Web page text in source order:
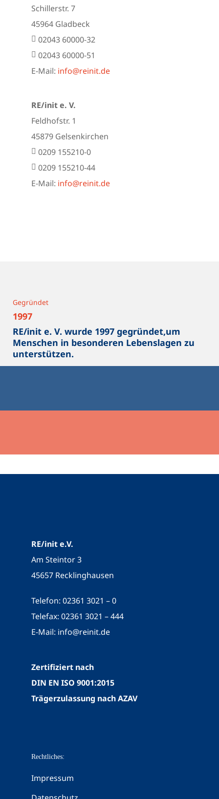
Schillerstr. 7
45964 Gladbeck
02043 60000-32
02043 60000-51
E-Mail: info@reinit.de
RE/init e. V.
Feldhofstr. 1
45879 Gelsenkirchen
0209 155210-0
0209 155210-44
E-Mail: info@reinit.de
Gegründet
1997
RE/init e. V. wurde 1997 gegründet,um
Menschen in besonderen Lebenslagen zu
unterstützen.
RE/init e.V.
Am Steintor 3
45657 Recklinghausen
Telefon: 02361 3021 – 0
Telefax: 02361 3021 – 444
E-Mail: info@reinit.de
Zertifiziert nach
DIN EN ISO 9001:2015
Trägerzulassung nach AZAV
Rechtliches:
Impressum